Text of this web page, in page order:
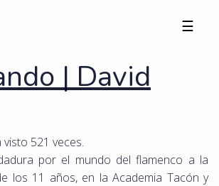
☰
| David
521 veces.
por el mundo del flamenco a la
los 11 años, en la Academia Tacón y